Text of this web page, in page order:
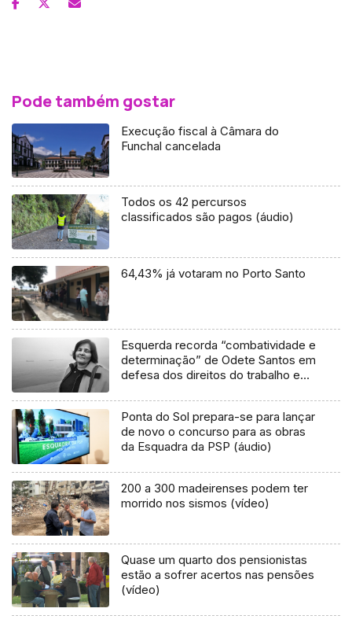
Pode também gostar
Execução fiscal à Câmara do
Funchal cancelada
Todos os 42 percursos
classificados são pagos (áudio)
64,43% já votaram no Porto Santo
Esquerda recorda “combatividade e
determinação” de Odete Santos em
defesa dos direitos do trabalho e
Ponta do Sol prepara-se para lançar
de novo o concurso para as obras
da Esquadra da PSP (áudio)
200 a 300 madeirenses podem ter
morrido nos sismos (vídeo)
Quase um quarto dos pensionistas
estão a sofrer acertos nas pensões
(vídeo)